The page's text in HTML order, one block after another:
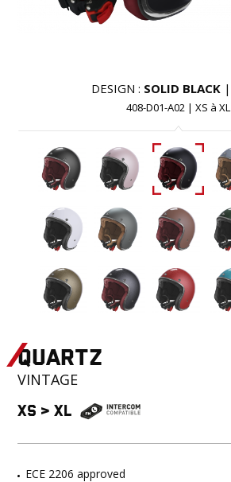
DESIGN : SOLID BLACK |
408-D01-A02| XS à XL
QUARTZ
VINTAGE
XS >XL
ECE 2206 approved